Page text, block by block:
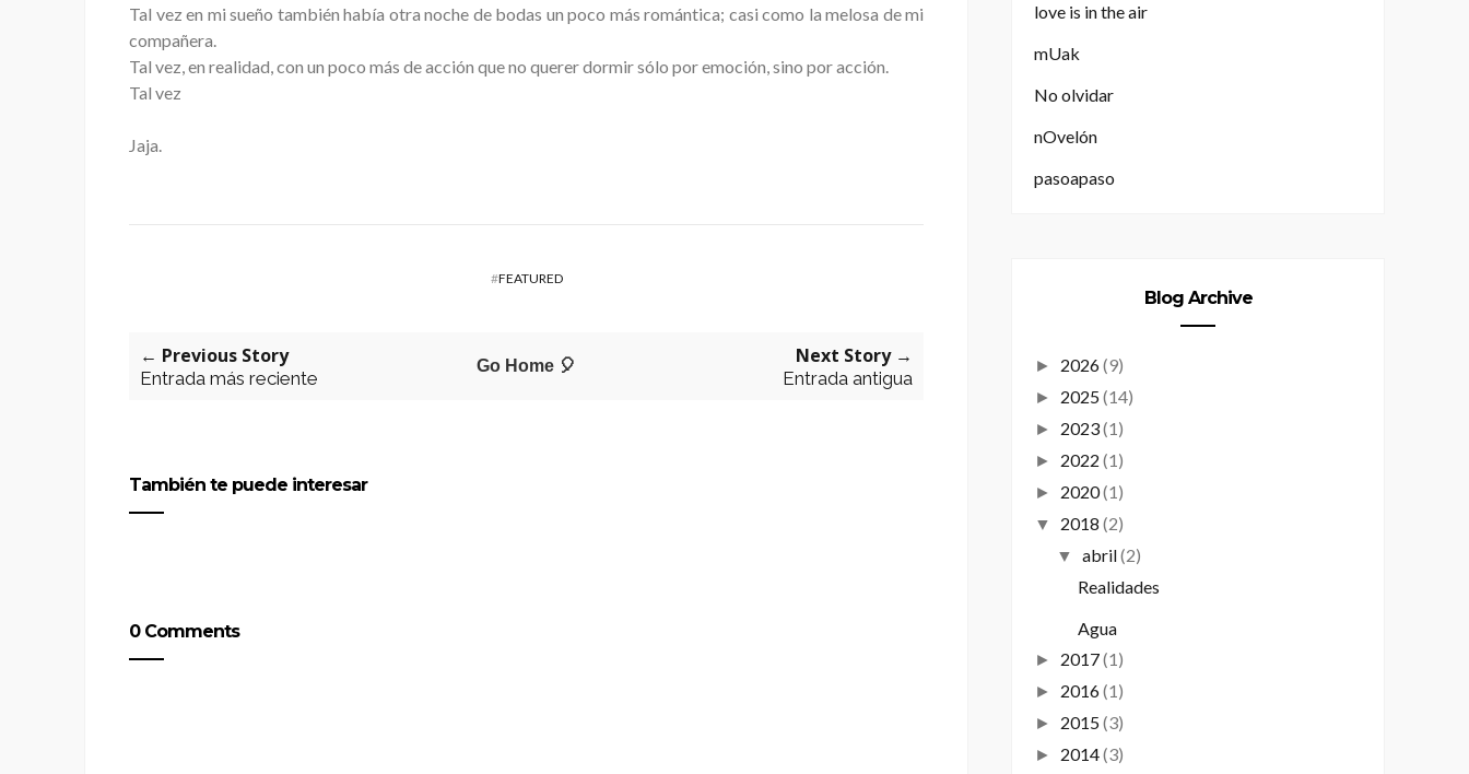
Tal vez en mi sueño también había otra noche de bodas un poco más romántica; casi como la melosa de mi
compañera.
Tal vez, en realidad, con un poco más de acción que no querer dormir sólo por emoción, sino por acción.
Tal vez
Jaja.
#FEATURED
← Previous Story
Entrada más reciente
Go Home 🎈 Next Story →
Entrada antigua
También te puede interesar
0 Comments
love is in the air
mUak
No olvidar
nOvelón
pasoapaso
Blog Archive
► 2026(9)
► 2025(14)
► 2023(1)
► 2022 (1)
► 2020(1)
▼ 2018 (2)
▼ abril(2)
Realidades
Agua
► 2017(1)
► 2016(1)
► 2015(3)
► 2014(3)